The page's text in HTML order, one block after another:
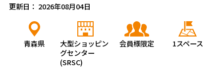
更新日： 2026年08月04日
青森県
大型ショッピン
グセンター
(SRSC)
会員様限定 1スペース